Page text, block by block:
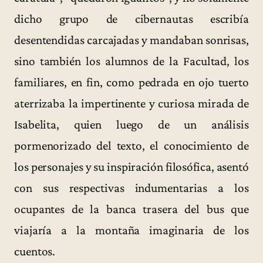
dicho grupo de cibernautas escribía
desentendidas carcajadas y mandaban sonrisas,
sino también los alumnos de la Facultad, los
familiares, en fin, como pedrada en ojo tuerto
aterrizaba la impertinente y curiosa mirada de
Isabelita, quien luego de un análisis
pormenorizado del texto, el conocimiento de
los personajes y su inspiración filosófica, asentó
con sus respectivas indumentarias a los
ocupantes de la banca trasera del bus que
viajaría a la montaña imaginaria de los
cuentos.